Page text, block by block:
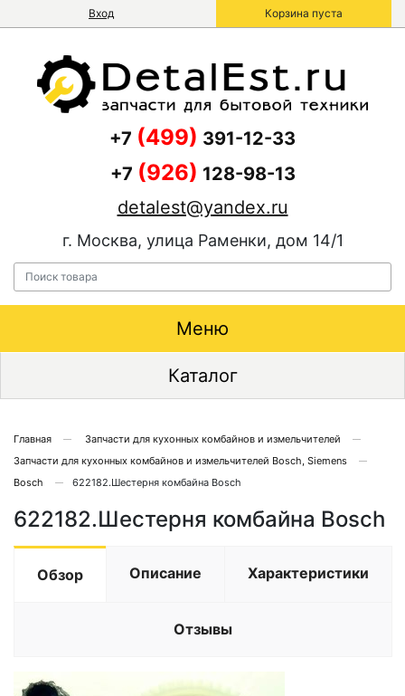
Вход Корзина пуста
+7 (499) 391-12-33
+7 (926) 128-98-13
detalest@yandex.ru
г. Москва, улица Раменки, дом 14/1
Меню
Каталог
Главная
Запчасти для кухонных комбайнов и измельчителей
Запчасти для кухонных комбайнов и измельчителей Bosch, Siemens
Bosch
622182.Шестерня комбайна Bosch
622182.Шестерня комбайна Bosch
Обзор Описание Характеристики
Отзывы